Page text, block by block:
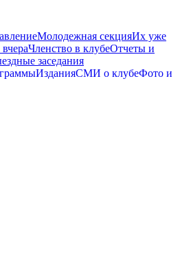
Молодежная секцияИх уже
Членство в клубеОтчеты и
заседания
ИзданияСМИ о клубеФото и